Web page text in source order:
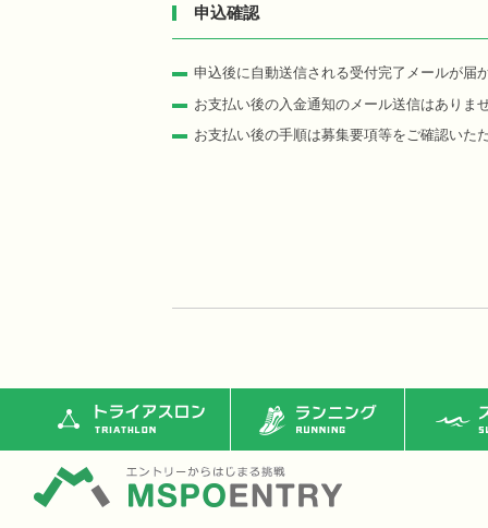
申込確認
申込後に自動送信される受付完了メールが届
お支払い後の入金通知のメール送信はありま
お支払い後の手順は募集要項等をご確認いた
トライアスロン ランニング ス